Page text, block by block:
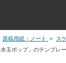
原稿用紙・ノート
ス
玉ポップ」のテンプレ